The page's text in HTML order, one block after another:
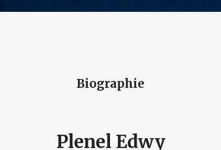
Biographie
Plenel Edwy